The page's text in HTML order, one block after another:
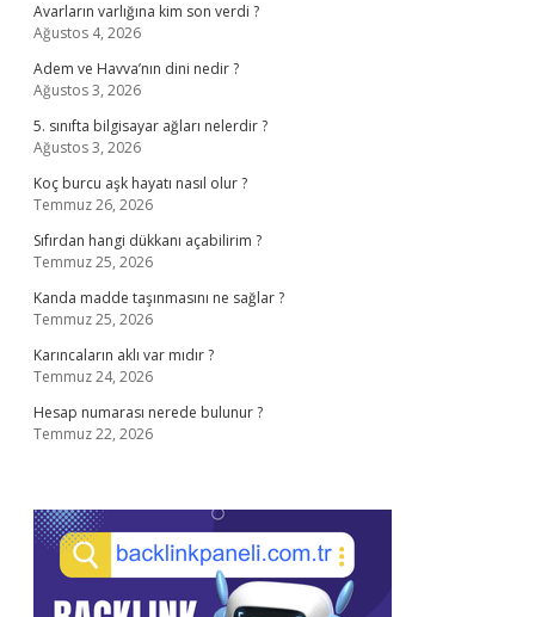
Avarların varlığına kim son verdi ?
Ağustos 4, 2026
Adem ve Havva’nın dini nedir ?
Ağustos 3, 2026
5. sınıfta bilgisayar ağları nelerdir ?
Ağustos 3, 2026
Koç burcu aşk hayatı nasıl olur ?
Temmuz 26, 2026
Sıfırdan hangi dükkanı açabilirim ?
Temmuz 25, 2026
Kanda madde taşınmasını ne sağlar ?
Temmuz 25, 2026
Karıncaların aklı var mıdır ?
Temmuz 24, 2026
Hesap numarası nerede bulunur ?
Temmuz 22, 2026